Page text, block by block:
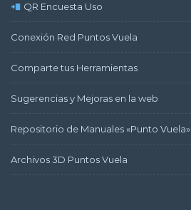
QR Encuesta Uso
Conexión Red Puntos Vuela
Comparte tus Herramientas
Sugerencias y Mejoras en la web
Repositorio de Manuales «Punto Vuela»
Archivos 3D Puntos Vuela